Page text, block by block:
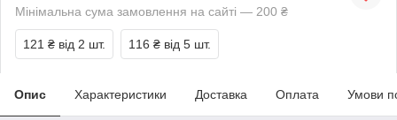
Мінімальна сума замовлення на сайті — 200 ₴
121 ₴ від 2 шт. 116 ₴ від 5 шт.
Опис Характеристики Доставка Оплата Умови